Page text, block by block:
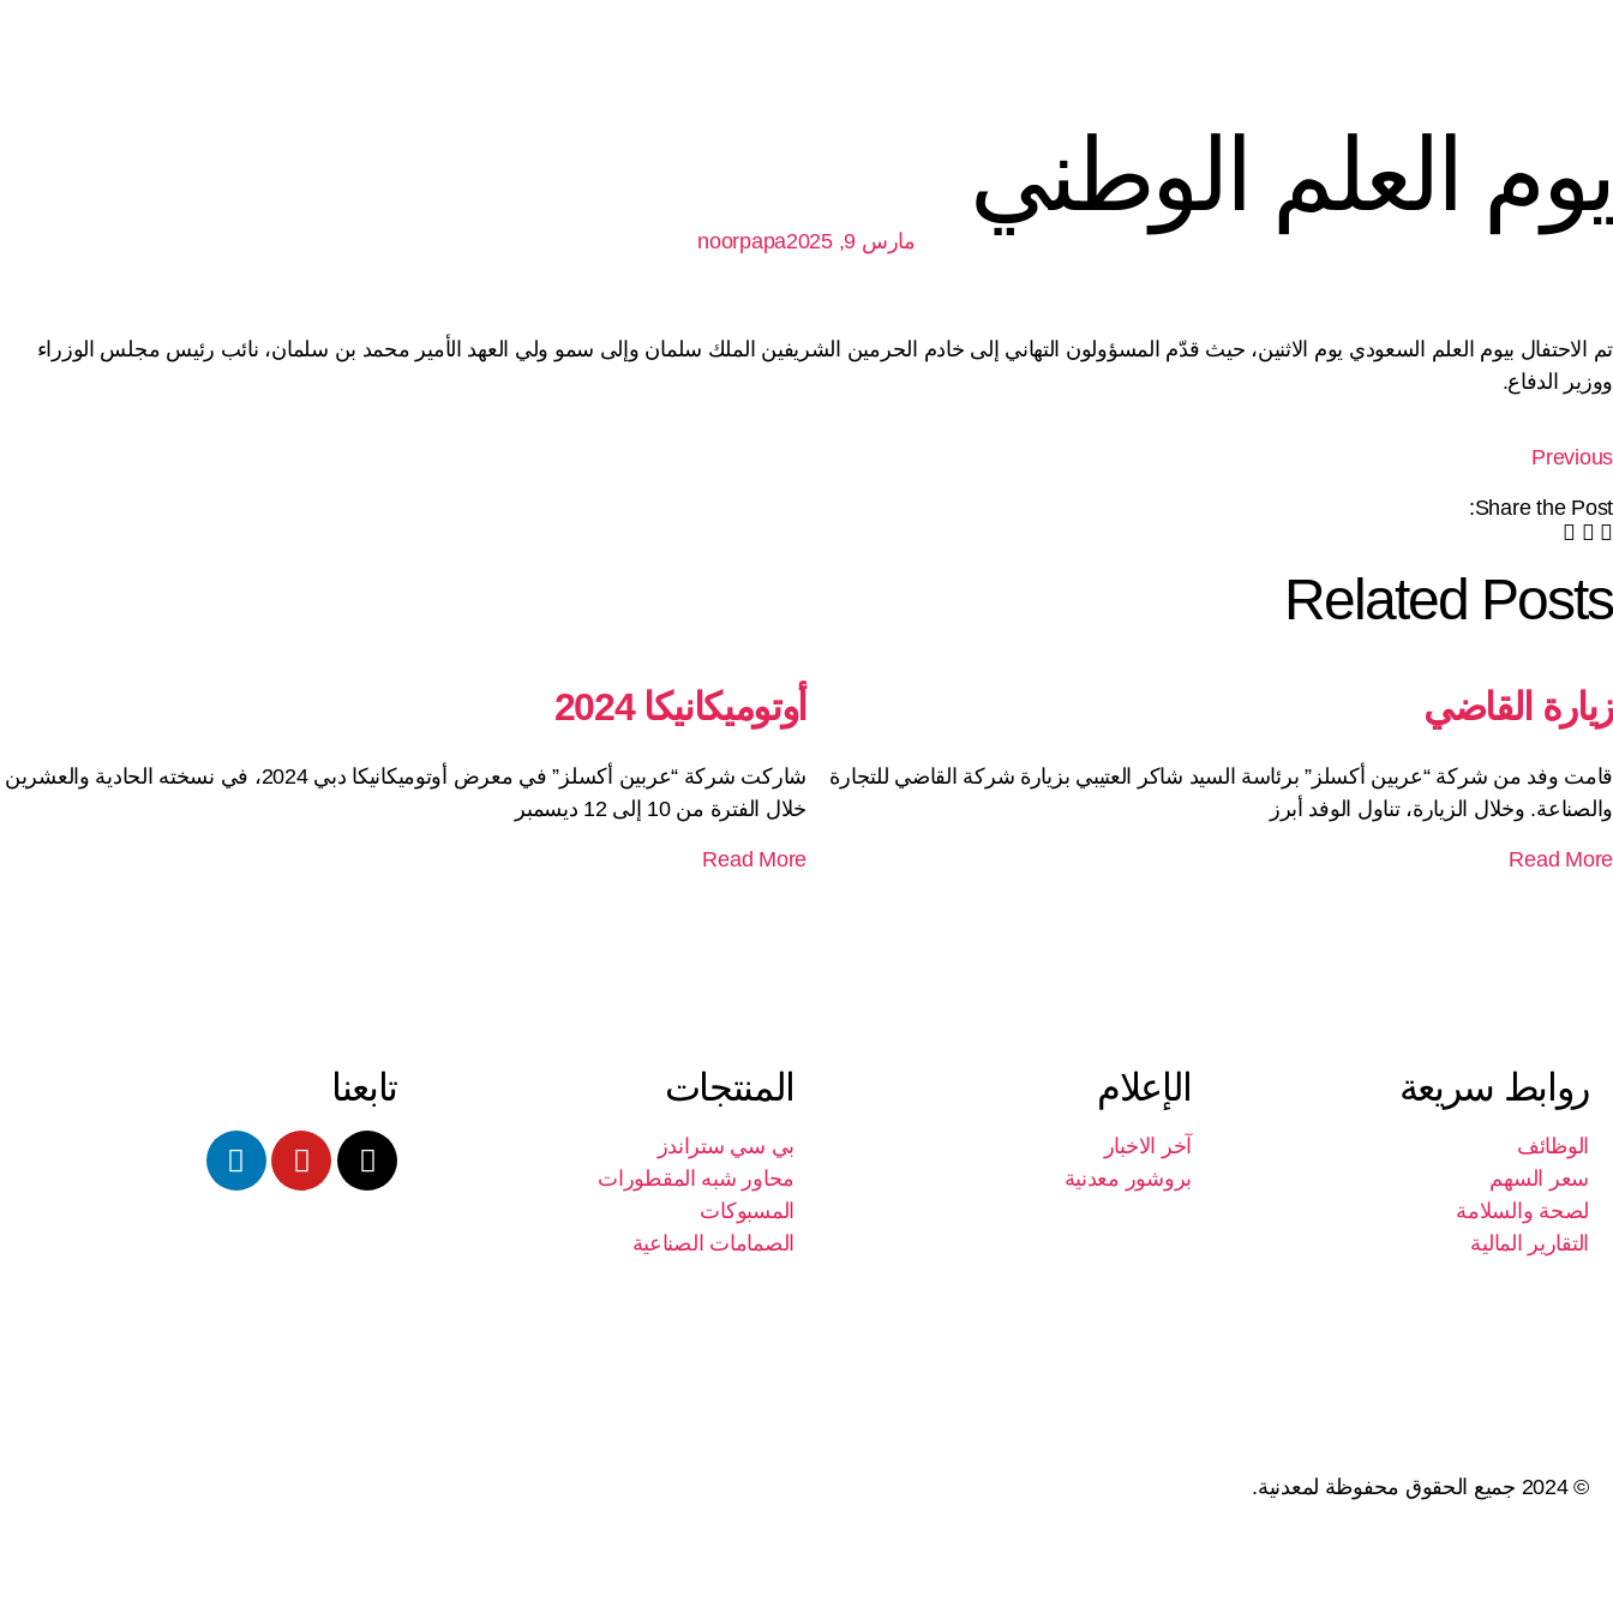
يوم العلم الوطني
مارس 9, 2025 noorpapa
تم الاحتفال بيوم العلم السعودي يوم الاثنين، حيث قدّم المسؤولون التهاني إلى خادم الحرمين الشريفين الملك سلمان وإلى سمو ولي العهد الأمير محمد بن سلمان، نائب رئيس مجلس الوزراء
ووزير الدفاع.
Previous
Share the Post:
Related Posts
زيارة القاضي
قامت وفد من شركة “عربين أكسلز” برئاسة السيد شاكر العتيبي بزيارة شركة القاضي للتجارة
والصناعة. وخلال الزيارة، تناول الوفد أبرز
Read More
أوتوميكانيكا 2024
شاركت شركة “عربين أكسلز” في معرض أوتوميكانيكا دبي 2024، في نسخته الحادية والعشرين
خلال الفترة من 10 إلى 12 ديسمبر
Read More
روابط سريعة
الوظائف
سعر السهم
لصحة والسلامة
التقارير المالية
الإعلام
آخر الاخبار
بروشور معدنية
المنتجات
بي سي ستراندز
محاور شبه المقطورات
المسبوكات
الصمامات الصناعية
تابعنا
© 2024 جميع الحقوق محفوظة لمعدنية.